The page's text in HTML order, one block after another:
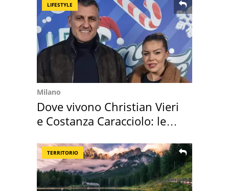
LIFESTYLE
Milano
Dove vivono Christian Vieri
e Costanza Caracciolo: le
TERRITORIO